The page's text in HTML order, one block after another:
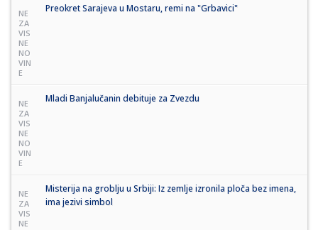
NE
ZA
VIS
NE
NO
VIN
E
Preokret Sarajeva u Mostaru, remi na "Grbavici"
NE
ZA
VIS
NE
NO
VIN
E
Mladi Banjalučanin debituje za Zvezdu
NE
ZA
VIS
NE
Misterija na groblju u Srbiji: Iz zemlje izronila ploča bez imena,
ima jezivi simbol